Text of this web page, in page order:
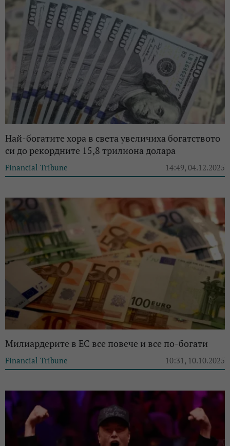
Най-богатите хора в света увеличиха богатството
си до рекордните 15,8 трилиона долара
Financial Tribune 14:49, 04.12.2025
Милиардерите в ЕС все повече и все по-богати
Financial Tribune 10:31, 10.10.2025